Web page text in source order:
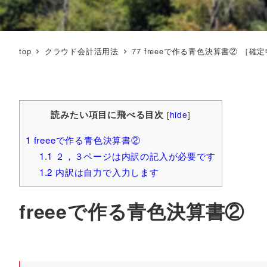
top クラウド会計活用法 77 freeeで作る青色決算書② ［確定
読みたい項目に飛べる目次 [hide]
1 freeeで作る青色決算書②
1.1 ２，３ページは内訳の記入が必要です
1.2 内訳は自力で入力します
freeeで作る青色決算書②